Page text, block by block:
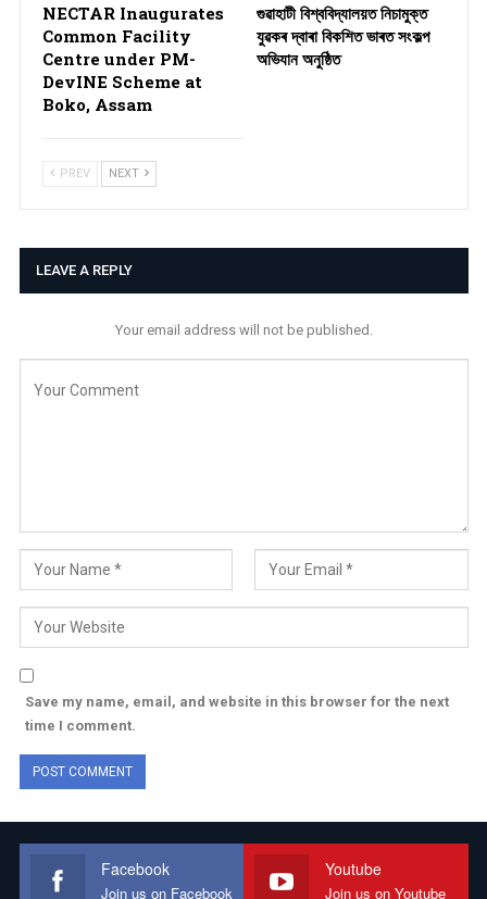
NECTAR Inaugurates
Common Facility
Centre under PM-
DevINE Scheme at
Boko, Assam
গুৱাহাটী বিশ্ববিদ্যালয়ত নিচামুক্ত
যুৱকৰ দ্বাৰা বিকশিত ভাৰত সংকল্প
অভিযান অনুষ্ঠিত
PREV NEXT
LEAVE A REPLY
Your email address will not be published.
Save my name, email, and website in this browser for the next
time I comment.
Facebook
Join us on Facebook
Youtube
Join us on Youtube